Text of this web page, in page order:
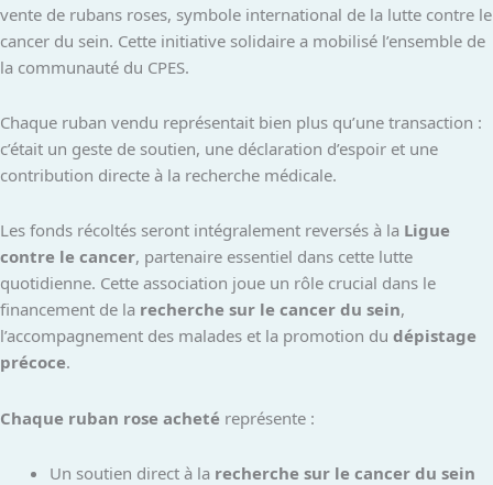
vente de rubans roses, symbole international de la lutte contre le
cancer du sein. Cette initiative solidaire a mobilisé l’ensemble de
la communauté du CPES.
Chaque ruban vendu représentait bien plus qu’une transaction :
c’était un geste de soutien, une déclaration d’espoir et une
contribution directe à la recherche médicale.
Les fonds récoltés seront intégralement reversés à la Ligue
contre le cancer, partenaire essentiel dans cette lutte
quotidienne. Cette association joue un rôle crucial dans le
financement de la recherche sur le cancer du sein,
l’accompagnement des malades et la promotion du dépistage
précoce.
Chaque ruban rose acheté représente :
Un soutien direct à la recherche sur le cancer du sein